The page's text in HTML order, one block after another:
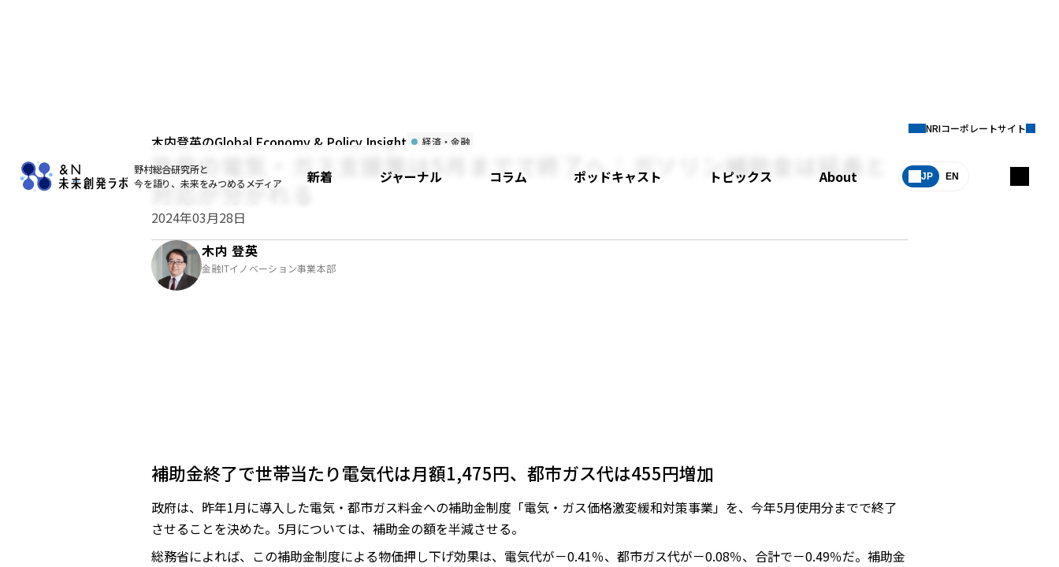
野村総合研究所と
今を語り、未来をみつめるメディア
新着 ジャーナル コラム ポッドキャスト トピックス About JP EN
NRIコーポレートサイト
木内登英のGlobal Economy & Policy Insight 経済・金融
政府の電気・ガス支援策は5月までで終了へ：ガソリン補助金は延長と
対応が分かれる
2024年03月28日
木内 登英
金融ITイノベーション事業本部
補助金終了で世帯当たり電気代は月額1,475円、都市ガス代は455円増加
政府は、昨年1月に導入した電気・都市ガス料金への補助金制度「電気・ガス価格激変緩和対策事業」を、今年5月使用分までで終了
させることを決めた。5月については、補助金の額を半減させる。
総務省によれば、この補助金制度による物価押し下げ効果は、電気代が－0.41％、都市ガス代が－0.08％、合計で－0.49％だ。補助金